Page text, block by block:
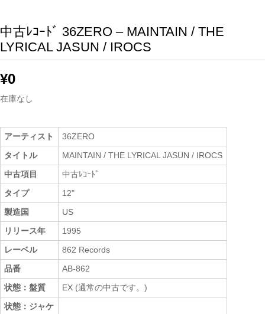
中古ﾚｺｰﾄﾞ 36ZERO – MAINTAIN / THE
LYRICAL JASUN / IROCS
¥0
在庫なし
アーティスト
36ZERO
タイトル
MAINTAIN / THE LYRICAL JASUN / IROCS
中古項目
中古ﾚｺｰﾄﾞ
タイプ
12"
製造国
US
リリース年
1995
レーベル
862 Records
品番
AB-862
状態：盤質
EX (通常の中古です。)
状態：ジャケ